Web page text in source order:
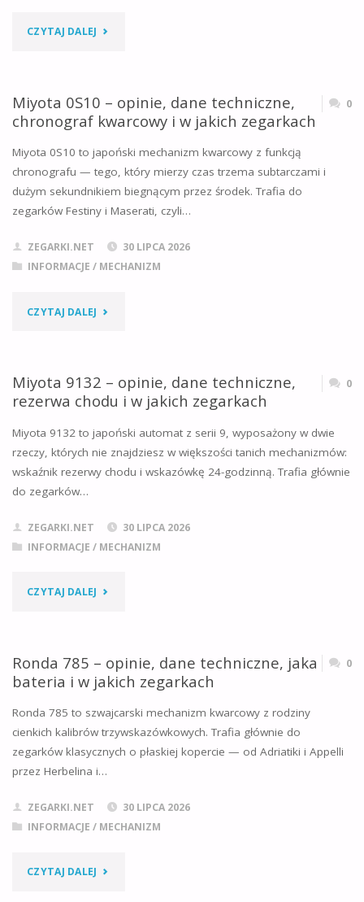
I
CO
DZIEŃ?"
CZYTAJ DALEJ "MIYOTA
–
OPINIE,
DANE
TECHNICZNE,
ZEGARKACH"
Miyota 0S10 – opinie, dane techniczne,
chronograf kwarcowy i w jakich zegarkach
0
Miyota 0S10 to japoński mechanizm kwarcowy z funkcją
chronografu — tego, który mierzy czas trzema subtarczami i
dużym sekundnikiem biegnącym przez środek. Trafia do
zegarków Festiny i Maserati, czyli…
ZEGARKI.NET
30 LIPCA 2026
INFORMACJE / MECHANIZM
CZYTAJ DALEJ "MIYOTA
–
OPINIE,
DANE
TECHNICZNE,
ZEGARKACH"
Miyota 9132 – opinie, dane techniczne,
rezerwa chodu i w jakich zegarkach
0
Miyota 9132 to japoński automat z serii 9, wyposażony w dwie
rzeczy, których nie znajdziesz w większości tanich mechanizmów:
wskaźnik rezerwy chodu i wskazówkę 24-godzinną. Trafia głównie
do zegarków…
ZEGARKI.NET
30 LIPCA 2026
INFORMACJE / MECHANIZM
CZYTAJ DALEJ "MIYOTA
OPINIE,
DANE
TECHNICZNE,
Ronda 785 – opinie, dane techniczne, jaka
bateria i w jakich zegarkach
0
Ronda 785 to szwajcarski mechanizm kwarcowy z rodziny
cienkich kalibrów trzywskazówkowych. Trafia głównie do
zegarków klasycznych o płaskiej kopercie — od Adriatiki i Appelli
przez Herbelina i…
ZEGARKI.NET
30 LIPCA 2026
INFORMACJE / MECHANIZM
CZYTAJ DALEJ "RONDA